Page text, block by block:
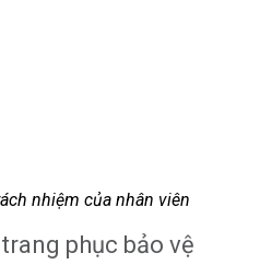
nhiệm của nhân viên
phục bảo vệ